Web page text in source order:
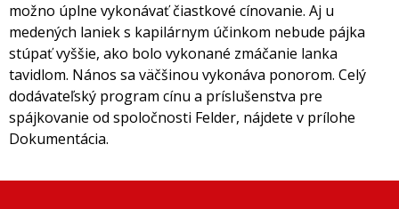
možno úplne vykonávať čiastkové cínovanie. Aj u
medených laniek s kapilárnym účinkom nebude pájka
stúpať vyššie, ako bolo vykonané zmáčanie lanka
tavidlom. Nános sa väčšinou vykonáva ponorom. Celý
dodávateľský program cínu a príslušenstva pre
spájkovanie od spoločnosti Felder, nájdete v prílohe
Dokumentácia.